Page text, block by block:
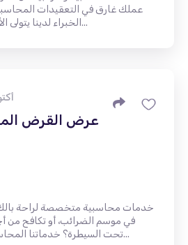
عملك غارق في التعقيدات
الخبراء لدينا يتولى الأمر نيابةً عنك. نحن مت...
أكتوبر 10,
عرض القرض
خدمات محاسبية متخصصة لراحة
في موسم الضرائب، أو تكافح من
تحت السيطرة؟ خدماتنا المحاسبية المتخصصة موجو...